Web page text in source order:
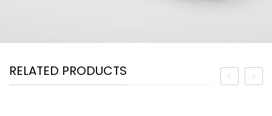
RELATED PRODUCTS